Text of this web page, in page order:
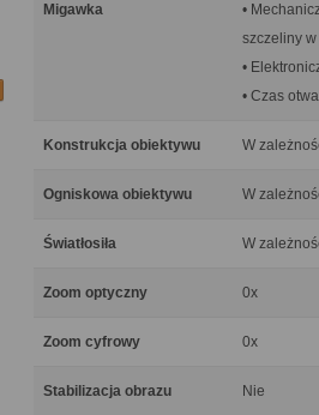
Migawka
•
szczeliny w
•
• Czas
Konstrukcja obiektywu W
Ogniskowa obiektywu W
Światłosiła W
Zoom optyczny 0x
Zoom cyfrowy 0x
Stabilizacja obrazu Nie